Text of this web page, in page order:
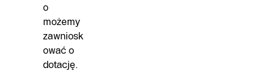
o
możemy
zawniosk
ować o
dotację.